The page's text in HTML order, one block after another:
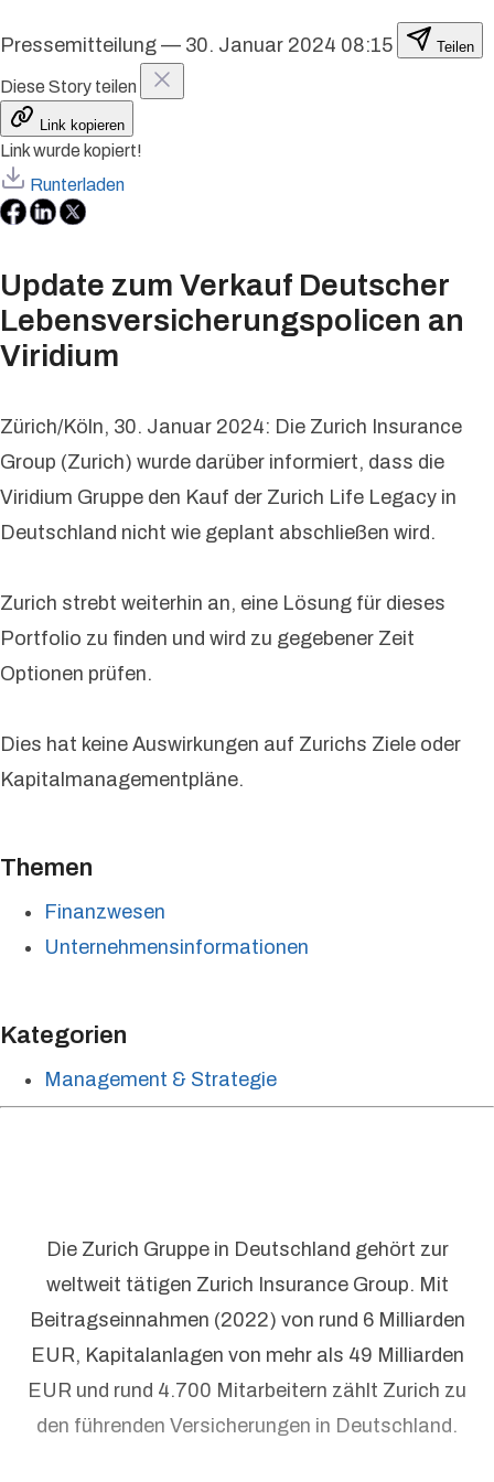
Pressemitteilung — 30. Januar 2024 08:15 Teilen
Diese Story teilen
Link kopieren
Link wurde kopiert!
Runterladen
Update zum Verkauf Deutscher
Lebensversicherungspolicen an
Viridium
Zürich/Köln, 30. Januar 2024: Die Zurich Insurance
Group (Zurich) wurde darüber informiert, dass die
Viridium Gruppe den Kauf der Zurich Life Legacy in
Deutschland nicht wie geplant abschließen wird.
Zurich strebt weiterhin an, eine Lösung für dieses
Portfolio zu finden und wird zu gegebener Zeit
Optionen prüfen.
Dies hat keine Auswirkungen auf Zurichs Ziele oder
Kapitalmanagementpläne.
Themen
Finanzwesen
Unternehmensinformationen
Kategorien
Management & Strategie
Die Zurich Gruppe in Deutschland gehört zur
weltweit tätigen Zurich Insurance Group. Mit
Beitragseinnahmen (2022) von rund 6 Milliarden
EUR, Kapitalanlagen von mehr als 49 Milliarden
EUR und rund 4.700 Mitarbeitern zählt Zurich zu
den führenden Versicherungen in Deutschland.